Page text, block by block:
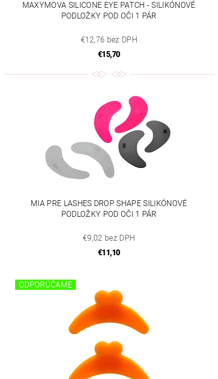
MAXYMOVA SILICONE EYE PATCH - SILIKÓNOVÉ
PODLOŽKY POD OČI 1 PÁR
€12,76 bez DPH
€15,70
MIA PRE LASHES DROP SHAPE SILIKÓNOVÉ
PODLOŽKY POD OČI 1 PÁR
€9,02 bez DPH
€11,10
ODPORÚČAME